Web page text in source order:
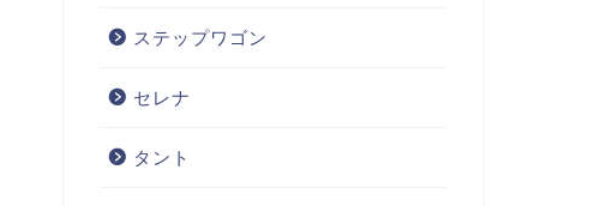
ステップワゴン
セレナ
タント